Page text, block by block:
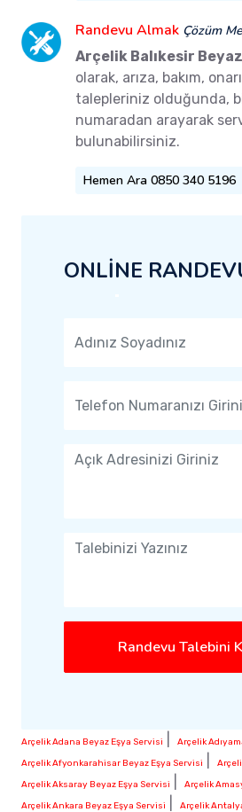
Randevu Almak Çözüm
Arçelik Balıkesir
olarak, arıza, bakım,
talepleriniz olduğunda,
numaradan arayarak
bulunabilirsiniz.
Hemen Ara 0850 340 5196
ONLİNE
Randevu Talebini
Arçelik Adana Beyaz Eşya Servisi Arçelik
Arçelik Afyonkarahisar Beyaz Eşya Servisi
Arçelik Aksaray Beyaz Eşya Servisi Arçelik
Arçelik Ankara Beyaz Eşya Servisi Arçelik